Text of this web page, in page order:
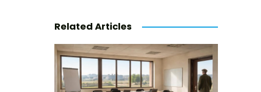
Related Articles